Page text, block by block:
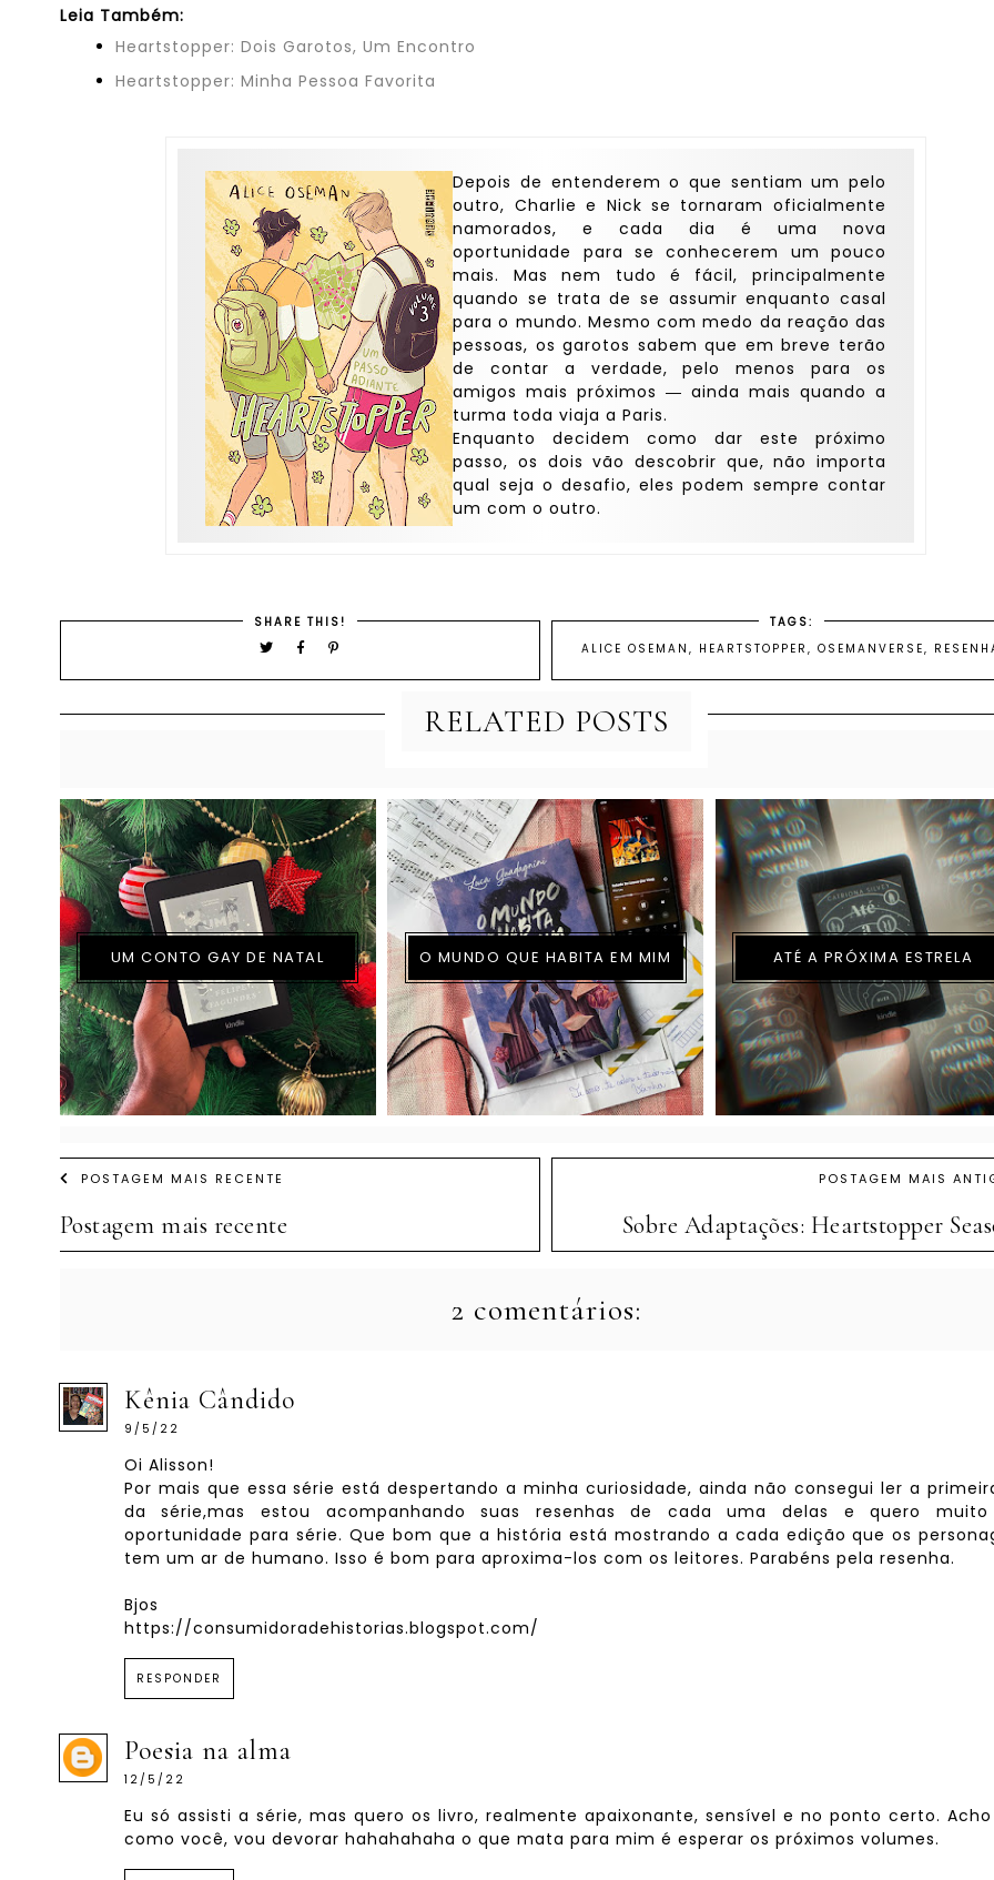
Leia Também:
Heartstopper: Dois Garotos, Um Encontro
Heartstopper: Minha Pessoa Favorita
Depois de entenderem o que sentiam um pelo
outro, Charlie e Nick se tornaram oficialmente
namorados, e cada dia é uma nova
oportunidade para se conhecerem um pouco
mais. Mas nem tudo é fácil, principalmente
quando se trata de se assumir enquanto casal
para o mundo. Mesmo com medo da reação das
pessoas, os garotos sabem que em breve terão
de contar a verdade, pelo menos para os
amigos mais próximos ― ainda mais quando a
turma toda viaja a Paris.
Enquanto decidem como dar este próximo
passo, os dois vão descobrir que, não importa
qual seja o desafio, eles podem sempre contar
um com o outro.
SHARE THIS!
TAGS:
ALICE OSEMAN, HEARTSTOPPER,OSEMANVERSE,
RELATED POSTS
UM CONTO GAY DE NATAL O MUNDO QUE HABITA EM MIM ATÉ A PRÓXIMA ESTRELA
POSTAGEM MAIS RECENTE
Postagem mais recente
POSTAGEM MAIS
Sobre Adaptações: Heartstopper
2 comentários:
Kênia Cândido
9/5/22
Oi Alisson!
Por mais que essa série está despertando a minha curiosidade, ainda não consegui ler a
da série,mas estou acompanhando suas resenhas de cada uma delas e quero
oportunidade para série. Que bom que a história está mostrando a cada edição que os
tem um ar de humano. Isso é bom para aproxima-los com os leitores. Parabéns pela resenha.
Bjos
https://consumidoradehistorias.blogspot.com/
RESPONDER
Poesia na alma
12/5/22
Eu só assisti a série, mas quero os livro, realmente apaixonante, sensível e no ponto certo.
como você, vou devorar hahahahaha o que mata para mim é esperar os próximos volumes.